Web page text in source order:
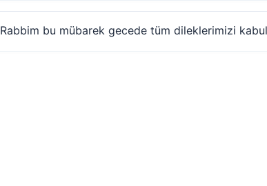
Rabbim bu mübarek gecede tüm dileklerimizi